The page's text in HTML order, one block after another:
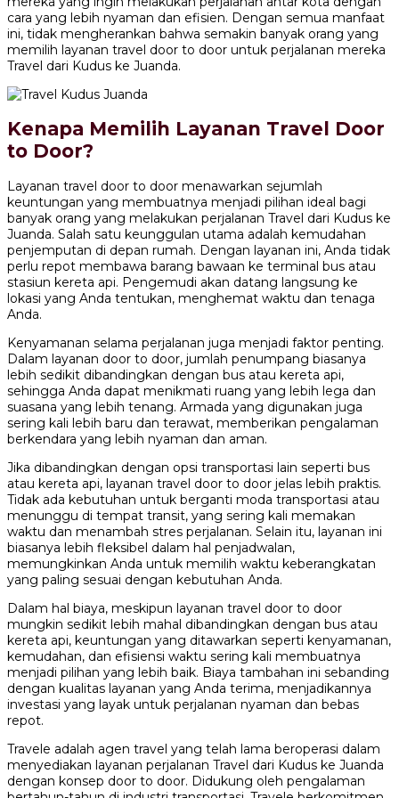
cara yang lebih nyaman dan efisien. Dengan semua manfaat
ini, tidak mengherankan bahwa semakin banyak orang yang
memilih layanan travel door to door untuk perjalanan mereka
Travel dari Kudus ke Juanda.
Kenapa Memilih Layanan Travel Door
to Door?
Layanan travel door to door menawarkan sejumlah
keuntungan yang membuatnya menjadi pilihan ideal bagi
banyak orang yang melakukan perjalanan Travel dari Kudus ke
Juanda. Salah satu keunggulan utama adalah kemudahan
penjemputan di depan rumah. Dengan layanan ini, Anda tidak
perlu repot membawa barang bawaan ke terminal bus atau
stasiun kereta api. Pengemudi akan datang langsung ke
lokasi yang Anda tentukan, menghemat waktu dan tenaga
Anda.
Kenyamanan selama perjalanan juga menjadi faktor penting.
Dalam layanan door to door, jumlah penumpang biasanya
lebih sedikit dibandingkan dengan bus atau kereta api,
sehingga Anda dapat menikmati ruang yang lebih lega dan
suasana yang lebih tenang. Armada yang digunakan juga
sering kali lebih baru dan terawat, memberikan pengalaman
berkendara yang lebih nyaman dan aman.
Jika dibandingkan dengan opsi transportasi lain seperti bus
atau kereta api, layanan travel door to door jelas lebih praktis.
Tidak ada kebutuhan untuk berganti moda transportasi atau
menunggu di tempat transit, yang sering kali memakan
waktu dan menambah stres perjalanan. Selain itu, layanan ini
biasanya lebih fleksibel dalam hal penjadwalan,
memungkinkan Anda untuk memilih waktu keberangkatan
yang paling sesuai dengan kebutuhan Anda.
Dalam hal biaya, meskipun layanan travel door to door
mungkin sedikit lebih mahal dibandingkan dengan bus atau
kereta api, keuntungan yang ditawarkan seperti kenyamanan,
kemudahan, dan efisiensi waktu sering kali membuatnya
menjadi pilihan yang lebih baik. Biaya tambahan ini sebanding
dengan kualitas layanan yang Anda terima, menjadikannya
investasi yang layak untuk perjalanan nyaman dan bebas
repot.
Travele adalah agen travel yang telah lama beroperasi dalam
menyediakan layanan perjalanan Travel dari Kudus ke Juanda
dengan konsep door to door. Didukung oleh pengalaman